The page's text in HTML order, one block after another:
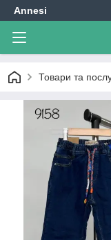
Annesi
Товари та